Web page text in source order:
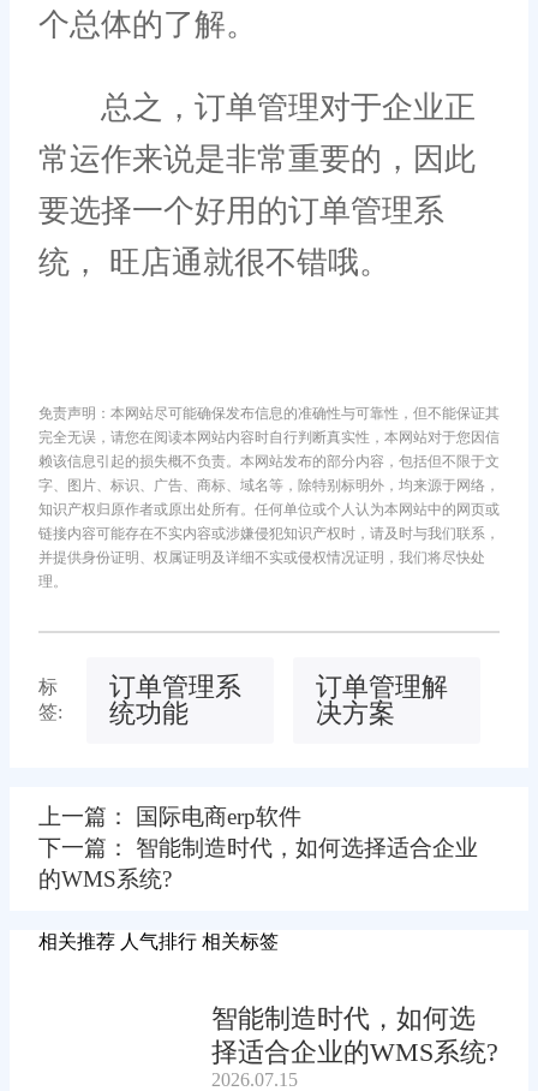
个总体的了解。
总之，订单管理对于企业正
常运作来说是非常重要的，因此
要选择一个好用的订单管理系
统， 旺店通就很不错哦。
免责声明：本网站尽可能确保发布信息的准确性与可靠性，但不能保证其
完全无误，请您在阅读本网站内容时自行判断真实性，本网站对于您因信
赖该信息引起的损失概不负责。本网站发布的部分内容，包括但不限于文
字、图片、标识、广告、商标、域名等，除特别标明外，均来源于网络，
知识产权归原作者或原出处所有。任何单位或个人认为本网站中的网页或
链接内容可能存在不实内容或涉嫌侵犯知识产权时，请及时与我们联系，
并提供身份证明、权属证明及详细不实或侵权情况证明，我们将尽快处
理。
标
签:
订单管理系
统功能
订单管理解
决方案
上一篇： 国际电商erp软件
下一篇： 智能制造时代，如何选择适合企业
的WMS系统?
相关推荐 人气排行 相关标签
智能制造时代，如何选
择适合企业的WMS系统?
2026.07.15